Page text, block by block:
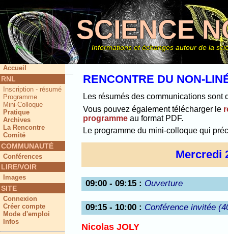
SCIENCE
Informations et échanges autour de la
RENCONTRE DU NON-
Les résumés des communications
Vous pouvez également télécharger le
programmeau format PDF.
Le programme du mini-colloque qui
Mercredi
09:00 - 09:15 : Ouverture
09:15 - 10:00 : Conférence invitée
Nicolas JOLY
Accueil
RNL
Inscription - résumé
Programme
Mini-Colloque
Pratique
Archives
La Rencontre
Comité
COMMUNAUTÉ
Conférences
LIRE/VOIR
Images
SITE
Connexion
Créer compte
Mode d'emploi
Infos
Ce site